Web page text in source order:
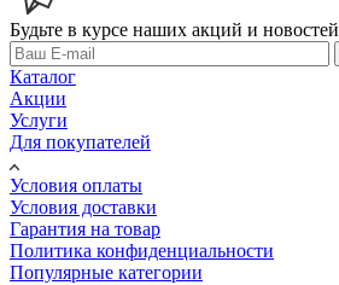
Будьте в курсе наших акций и новостей
Каталог
Акции
Услуги
Для покупателей
Условия оплаты
Условия доставки
Гарантия на товар
Политика конфиденциальности
Популярные категории